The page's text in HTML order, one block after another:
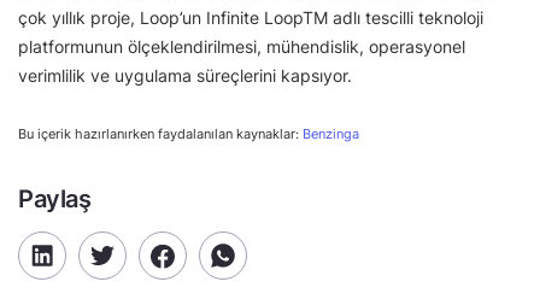
çok yıllık proje, Loop’un Infinite LoopTM adlı tescilli teknoloji
platformunun ölçeklendirilmesi, mühendislik, operasyonel
verimlilik ve uygulama süreçlerini kapsıyor.
Bu içerik hazırlanırken faydalanılan kaynaklar: Benzinga
Paylaş